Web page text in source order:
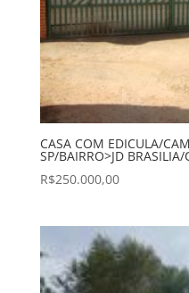
CASA COM EDICULA/
SP/BAIRRO>JD
R$250.000,00